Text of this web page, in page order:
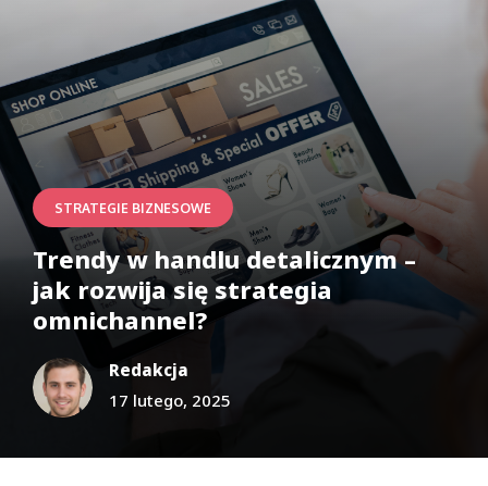
STRATEGIE BIZNESOWE
Trendy w handlu detalicznym –
jak rozwija się strategia
omnichannel?
Redakcja
17 lutego, 2025